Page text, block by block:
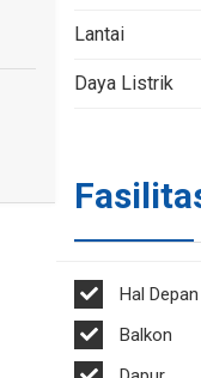
Lantai
Daya Listrik
Hal Depan
Balkon